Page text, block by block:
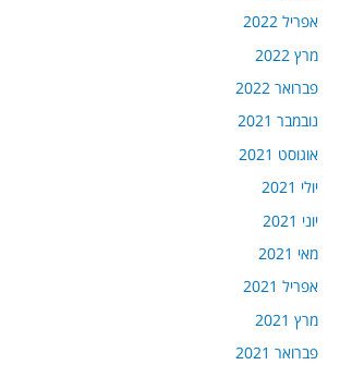
אפריל 2022
מרץ 2022
פברואר 2022
נובמבר 2021
אוגוסט 2021
יולי 2021
יוני 2021
מאי 2021
אפריל 2021
מרץ 2021
פברואר 2021